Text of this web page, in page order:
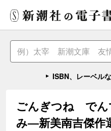
ISBN、レーベル
ごんぎつね でん
み―新美南吉傑作